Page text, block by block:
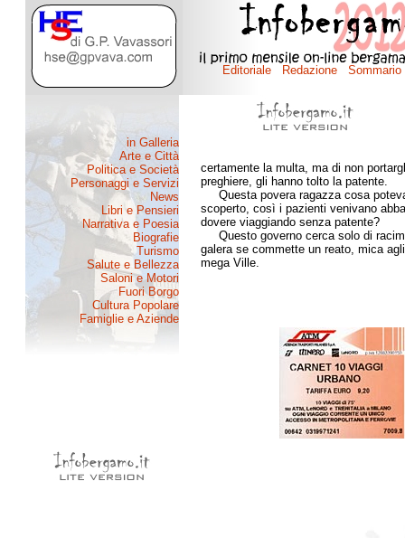
certamente la multa, ma di non
preghiere, gli hanno tolto la patente.
Questa povera ragazza cosa
scoperto, così i pazienti venivano
dovere viaggiando senza patente?
Questo governo cerca solo di
galera se commette un reato, mica
mega Ville.